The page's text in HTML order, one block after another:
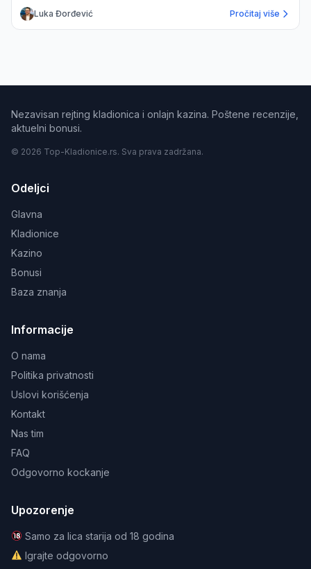
Luka Đorđević Pročitaj više
Nezavisan rejting kladionica i onlajn kazina. Poštene recenzije,
aktuelni bonusi.
© 2026 Top-Kladionice.rs. Sva prava zadržana.
Odeljci
Glavna
Kladionice
Kazino
Bonusi
Baza znanja
Informacije
O nama
Politika privatnosti
Uslovi korišćenja
Kontakt
Nas tim
FAQ
Odgovorno kockanje
Upozorenje
Samo za lica starija od 18 godina
Igrajte odgovorno